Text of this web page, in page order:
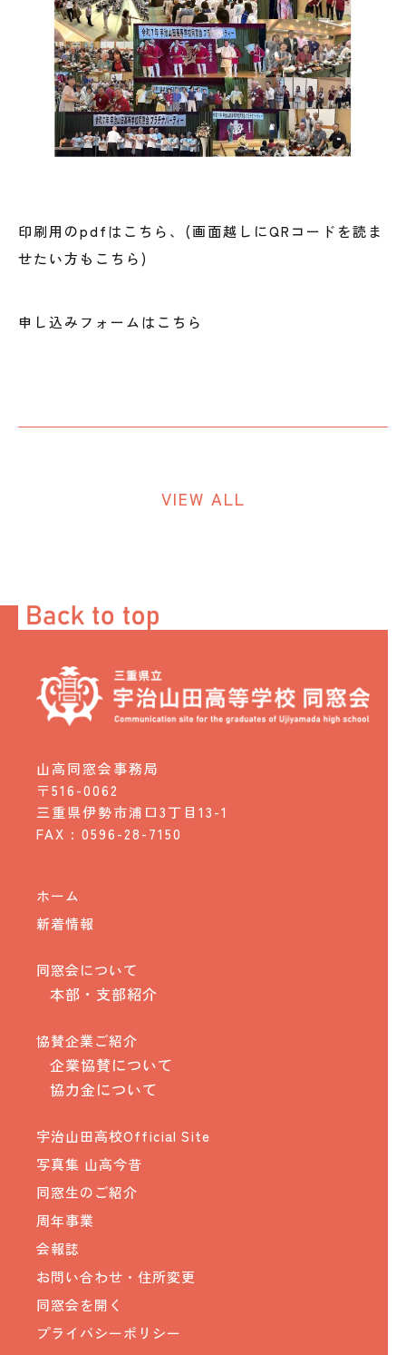
印刷用のpdfはこちら、(画面越しにQRコードを読ま
せたい方もこちら)
申し込みフォームはこちら
VIEW ALL
山高同窓会事務局
〒516-0062
三重県伊勢市浦口3丁目13-1
FAX : 0596-28-7150
ホーム
新着情報
同窓会について
本部・支部紹介
協賛企業ご紹介
企業協賛について
協力金について
宇治山田高校Official Site
写真集 山高今昔
同窓生のご紹介
周年事業
会報誌
お問い合わせ・住所変更
同窓会を開く
プライバシーポリシー